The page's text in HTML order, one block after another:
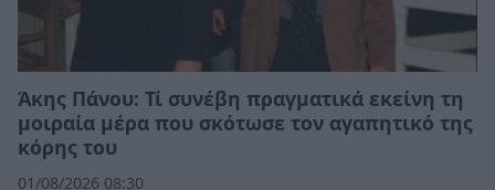
Άκης Πάνου: Τί συνέβη πραγματικά εκείνη τη
μοιραία μέρα που σκότωσε τον αγαπητικό της
κόρης του
01/08/2026 08:30